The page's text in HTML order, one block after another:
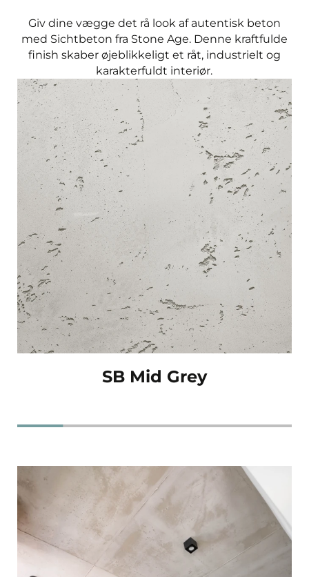
Giv dine vægge det rå look af autentisk beton
med Sichtbeton fra Stone Age. Denne kraftfulde
finish skaber øjeblikkeligt et råt, industrielt og
karakterfuldt interiør.
SB Mid Grey